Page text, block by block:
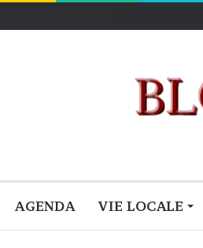
AGENDA VIE LOCALE